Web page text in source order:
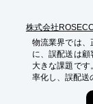
株式会社
物流業界では、
に、誤配送は
大きな課題です
率化し、誤配送
【活用シーン】